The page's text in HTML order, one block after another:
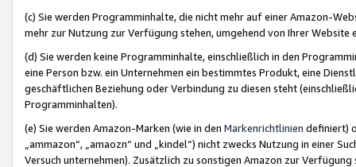
(c) Sie werden Programminhalte, die nicht mehr auf einer Amazon-
mehr zur Nutzung zur Verfügung stehen, umgehend von Ihrer
(d) Sie werden keine Programminhalte, einschließlich in den
eine Person bzw. ein Unternehmen ein bestimmtes Produkt, eine
geschäftlichen Beziehung oder Verbindung zu diesen steht
Programminhalten).
(e) Sie werden Amazon-Marken (wie in den Markenrichtlinien definiert)
„ammazon“, „amaozn“ und „kindel“) nicht zwecks Nutzung in einer
Versuch unternehmen). Zusätzlich zu sonstigen Amazon zur